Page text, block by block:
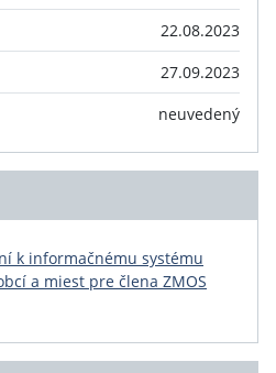
22.08.2023
27.09.2023
neuvedený
k informačnému systému
a miest pre člena ZMOS